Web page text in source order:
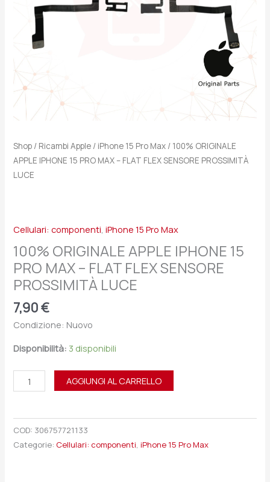
Shop / Ricambi Apple / iPhone 15 Pro Max / 100% ORIGINALE
APPLE IPHONE 15 PRO MAX – FLAT FLEX SENSORE PROSSIMITÀ
LUCE
Cellulari: componenti,iPhone 15 Pro Max
100% ORIGINALE APPLE IPHONE 15
PRO MAX – FLAT FLEX SENSORE
PROSSIMITÀ LUCE
7,90€
Condizione: Nuovo
Disponibilità: 3 disponibili
SENSORE
PROSSIMITÀ
quantità
AGGIUNGI AL CARRELLO
COD: 306757721133
Categorie: Cellulari: componenti,iPhone 15 Pro Max